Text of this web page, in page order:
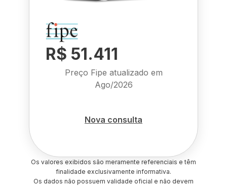
R$ 51.411
Preço Fipe atualizado em
Ago/2026
Nova consulta
Os valores exibidos são meramente referenciais e têm
finalidade exclusivamente informativa.
Os dados não possuem validade oficial e não devem